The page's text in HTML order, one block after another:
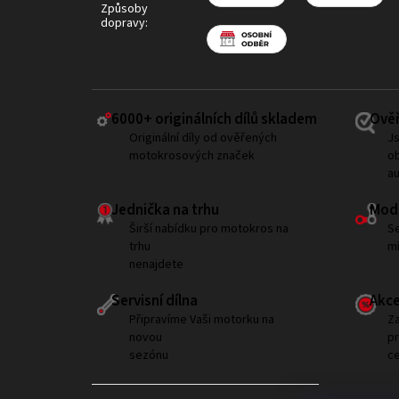
Způsoby
dopravy:
6000+ ​originálních dílů skladem
Originální díly od ověřených
motokrosových značek
Jednička na trhu
Širší nabídku pro motokros na
trhu
nenajdete
Servisní dílna
Připravíme Vaši motorku na
novou
sezónu